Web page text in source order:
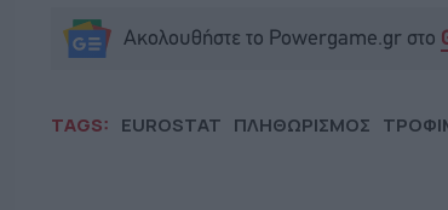
Ακολουθήστε το Powergame.gr στο
TAGS: EUROSTAT ΠΛΗΘΩΡΙΣΜΟΣ